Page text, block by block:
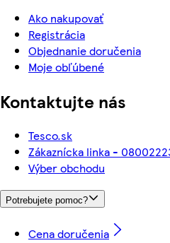
Ako nakupovať
Registrácia
Objednanie doručenia
Moje obľúbené
Kontaktujte nás
Tesco.sk
Zákaznícka linka -
Výber obchodu
Potrebujete pomoc?
Cena doručenia